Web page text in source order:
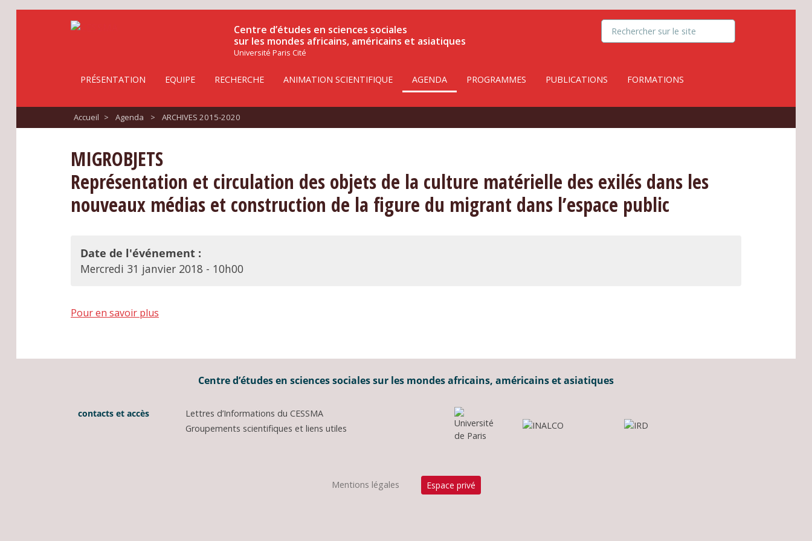
Centre d’études en sciences sociales
sur les mondes africains, américains et asiatiques
Université Paris Cité
PRÉSENTATION EQUIPE RECHERCHE ANIMATION SCIENTIFIQUE AGENDA PROGRAMMES PUBLICATIONS FORMATIONS
Accueil > Agenda > ARCHIVES 2015-2020
MIGROBJETS
Représentation et circulation des objets de la culture matérielle des exilés dans les
nouveaux médias et construction de la figure du migrant dans l’espace public
Date de l'événement :
Mercredi 31 janvier 2018 - 10h00
Pour en savoir plus
Centre d’études en sciences sociales sur les mondes africains, américains et asiatiques
contacts et accès
Lettres d’Informations du CESSMA
Groupements scientifiques et liens utiles
Mentions légales Espace privé